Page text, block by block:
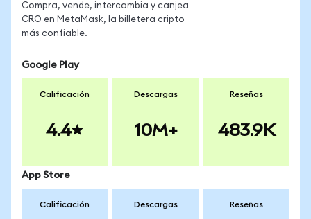
Compra, vende, intercambia y canjea
CRO en MetaMask, la billetera cripto
más confiable.
Google Play
Calificación
4.4
Descargas
10M+
Reseñas
483.9K
App Store
Calificación Descargas Reseñas